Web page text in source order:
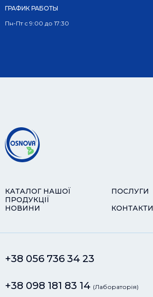
ГРАФИК РАБОТЫ
Пн-Пт с 9:00 до 17:30
КАТАЛОГ НАШОЇ
ПРОДУКЦІЇ
ПОСЛУГИ
НОВИНИ
КОНТАКТИ
+38 056 736 34 23
+38 098 181 83 14 (Лабораторія)